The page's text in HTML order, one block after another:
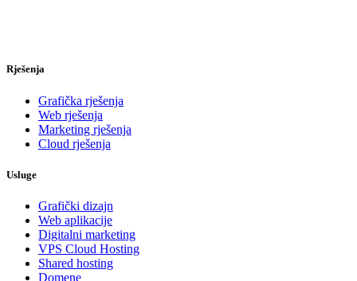
Rješenja
Grafička rješenja
Web rješenja
Marketing rješenja
Cloud rješenja
Usluge
Grafički dizajn
Web aplikacije
Digitalni marketing
VPS Cloud Hosting
Shared hosting
Domene